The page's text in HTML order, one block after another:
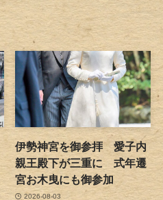
伊勢神宮を御参拝 愛子内
親王殿下が三重に 式年遷
宮お木曳にも御参加
2026-08-03